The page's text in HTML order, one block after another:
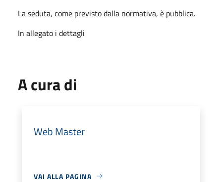
La seduta, come previsto dalla normativa, è pubblica.
In allegato i dettagli
A cura di
Web Master
VAI ALLA PAGINA